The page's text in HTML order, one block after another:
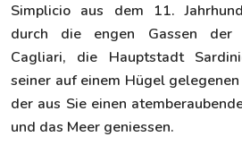
Simplicio aus dem 11.
durch die engen Gassen der
Cagliari, die Hauptstadt
seiner auf einem Hügel
der aus Sie einen
und das Meer geniessen.